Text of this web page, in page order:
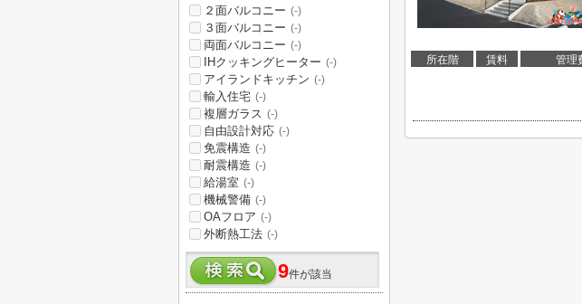
所在階 賃料 管理
２面バルコニー (-)
３面バルコニー (-)
両面バルコニー (-)
IHクッキングヒーター (-)
アイランドキッチン (-)
輸入住宅 (-)
複層ガラス (-)
自由設計対応 (-)
免震構造 (-)
耐震構造 (-)
給湯室 (-)
機械警備 (-)
OAフロア (-)
外断熱工法 (-)
9件が該当